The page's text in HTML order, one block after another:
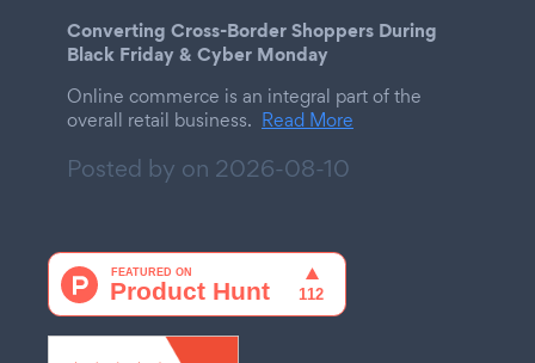
Converting Cross-Border Shoppers During
Black Friday & Cyber Monday
Online commerce is an integral part of the
overall retail business. Read More
Posted by on 2026-08-10